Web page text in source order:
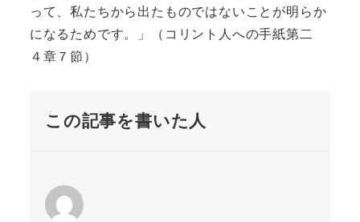
って、私たちから出たものではないことが明らか
になるためです。」（コリント人への手紙第二
４章７節）
この記事を書いた人